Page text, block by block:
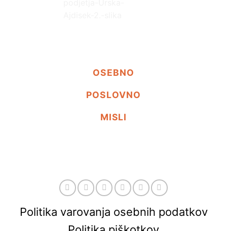
OSEBNO
POSLOVNO
MISLI
Politika varovanja osebnih podatkov